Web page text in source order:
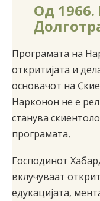
Од
Програмата на
откритијата и
основачот на
Нарконон не е
станува
програмата.
Господинот
вклучуваат
едукацијата,